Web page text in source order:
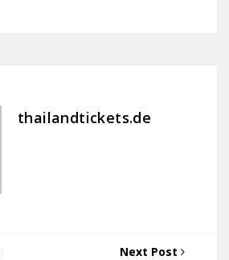
thailandtickets.de
Next Post